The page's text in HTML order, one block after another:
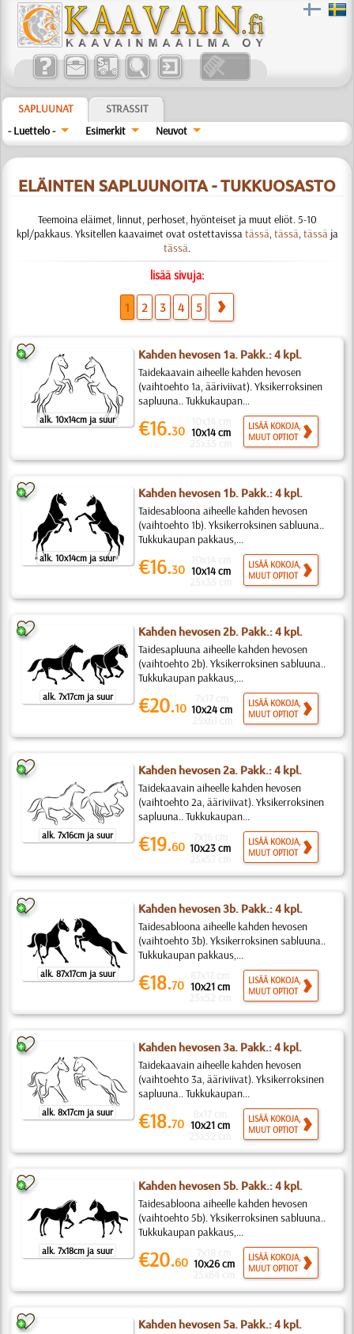
SAPLUUNAT
STRASSIT
- Luettelo -
Esimerkit Neuvot
ELÄINTEN SAPLUUNOITA - TUKKUOSASTO
Teemoina eläimet, linnut, perhoset, hyönteiset ja muut eliöt. 5-10
kpl/pakkaus. Yksitellen kaavaimet ovat ostettavissatässä, tässä, tässäja
tässä.
lisää sivuja:
1 2 3 4 5
alk. 10x14cm ja suur
Kahden hevosen 1a. Pakk.: 4 kpl.
Taidekaavain aiheelle kahden hevosen
(vaihtoehto 1a, ääriviivat). Yksikerroksinen
sapluuna.. Tukkukaupan...
€16.30 10x14 cm
LISÄÄ KOKOJA,
MUUT OPTIOT
alk. 10x14cm ja suur
Kahden hevosen 1b. Pakk.: 4 kpl.
Taidesabloona aiheelle kahden hevosen
(vaihtoehto 1b). Yksikerroksinen sabluuna..
Tukkukaupan pakkaus,...
€16.30 10x14 cm
LISÄÄ KOKOJA,
MUUT OPTIOT
alk. 7x17cm ja suur
Kahden hevosen 2b. Pakk.: 4 kpl.
Taidesapluuna aiheelle kahden hevosen
(vaihtoehto 2b). Yksikerroksinen sabluuna..
Tukkukaupan pakkaus,...
€20.10 10x24 cm
LISÄÄ KOKOJA,
MUUT OPTIOT
alk. 7x16cm ja suur
Kahden hevosen 2a. Pakk.: 4 kpl.
Taidekaavain aiheelle kahden hevosen
(vaihtoehto 2a, ääriviivat). Yksikerroksinen
sapluuna.. Tukkukaupan...
€19.60 10x23 cm
LISÄÄ KOKOJA,
MUUT OPTIOT
alk. 87x17cm ja suur
Kahden hevosen 3b. Pakk.: 4 kpl.
Taidesabloona aiheelle kahden hevosen
(vaihtoehto 3b). Yksikerroksinen sabluuna..
Tukkukaupan pakkaus,...
€18.70 10x21 cm
LISÄÄ KOKOJA,
MUUT OPTIOT
alk. 8x17cm ja suur
Kahden hevosen 3a. Pakk.: 4 kpl.
Taidekaavain aiheelle kahden hevosen
(vaihtoehto 3a, ääriviivat). Yksikerroksinen
sapluuna.. Tukkukaupan...
€18.70 10x21 cm
LISÄÄ KOKOJA,
MUUT OPTIOT
alk. 7x18cm ja suur
Kahden hevosen 5b. Pakk.: 4 kpl.
Taidesabloona aiheelle kahden hevosen
(vaihtoehto 5b). Yksikerroksinen sabluuna..
Tukkukaupan pakkaus,...
€20.60 10x26 cm
LISÄÄ KOKOJA,
MUUT OPTIOT
Kahden hevosen 5a. Pakk.: 4 kpl.